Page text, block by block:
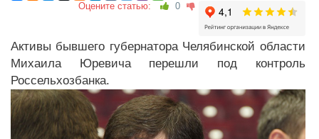
Оцените статью: 0
Активы бывшего губернатора Челябинской области
Михаила Юревича перешли под контроль
Россельхозбанка.